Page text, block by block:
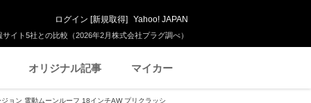
イト5社との比較（2026年2月株式会社プラグ調べ）
ログイン [新規取得] Yahoo! JAPAN
オリジナル記事 マイカー
ョン 電動ムーンルーフ 18インチAW プリクラッシ